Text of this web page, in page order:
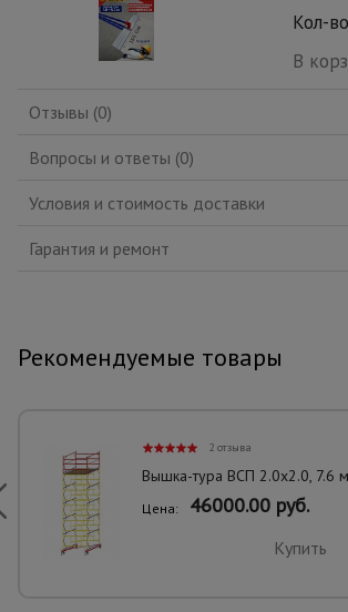
Кол-во
В
Отзывы (0)
Вопросы и ответы (0)
Условия и стоимость доставки
Гарантия и ремонт
Рекомендуемые товары
2 отзыва
Вышка-тура ВСП 2.0х2.0, 7.6
Цена: 46000.00 руб.
Купить